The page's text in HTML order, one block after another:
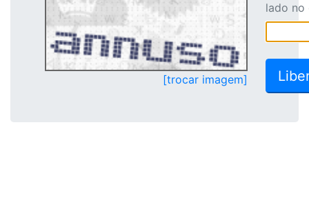
[trocar imagem]
lado no